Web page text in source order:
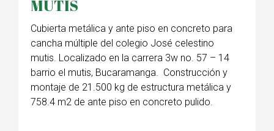
MUTIS
Cubierta metálica y ante piso en concreto para
cancha múltiple del colegio José celestino
mutis. Localizado en la carrera 3w no. 57 – 14
barrio el mutis, Bucaramanga. Construcción y
montaje de 21.500 kg de estructura metálica y
758.4 m2 de ante piso en concreto pulido.